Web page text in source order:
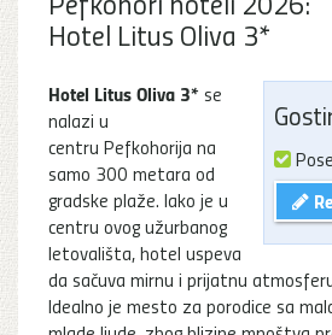
Hotel Litus Oliva 3*
Hotel Litus Oliva 3* se
nalazi u
centru Pefkohorija na
samo 300 metara od
gradske plaže. Iako je u
centru ovog užurbanog
letovališta, hotel uspeva
da sačuva mirnu i prijatnu
Idealno je mesto za porodice sa